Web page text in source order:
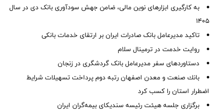
به کارگیری ابزارهای نوین مالی، ضامن جهش سودآوری بانک دی در سال
1405
تاکید مدیرعامل بانک صادرات ایران بر ارتقای خدمات بانکی
روایت خدمت در ترمینال سلام
دستاوردهای سفر مدیرعامل بانک گردشگری در زنجان
بانك صنعت و معدن اصفهان رتبه دوم پرداخت تسهیلات شرایط
اضطرار استان را كسب كرد
برگزاری جلسه هیئت رئیسه سندیکای بیمه‌گران ایران